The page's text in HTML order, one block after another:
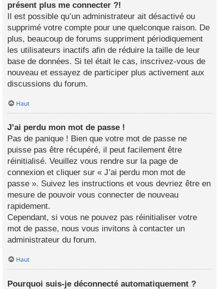
présent plus me connecter ?!
Il est possible qu’un administrateur ait désactivé ou
supprimé votre compte pour une quelconque raison. De
plus, beaucoup de forums suppriment périodiquement
les utilisateurs inactifs afin de réduire la taille de leur
base de données. Si tel était le cas, inscrivez-vous de
nouveau et essayez de participer plus activement aux
discussions du forum.
Haut
J’ai perdu mon mot de passe !
Pas de panique ! Bien que votre mot de passe ne
puisse pas être récupéré, il peut facilement être
réinitialisé. Veuillez vous rendre sur la page de
connexion et cliquer sur « J’ai perdu mon mot de
passe ». Suivez les instructions et vous devriez être en
mesure de pouvoir vous connecter de nouveau
rapidement.
Cependant, si vous ne pouvez pas réinitialiser votre
mot de passe, nous vous invitons à contacter un
administrateur du forum.
Haut
Pourquoi suis-je déconnecté automatiquement ?